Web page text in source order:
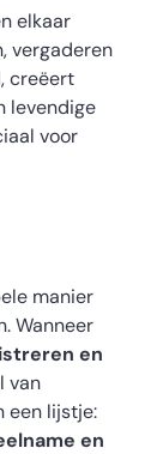
elkaar
vergaderen
creëert
levendige
voor
manier
Wanneer
en
van
een lijstje:
en